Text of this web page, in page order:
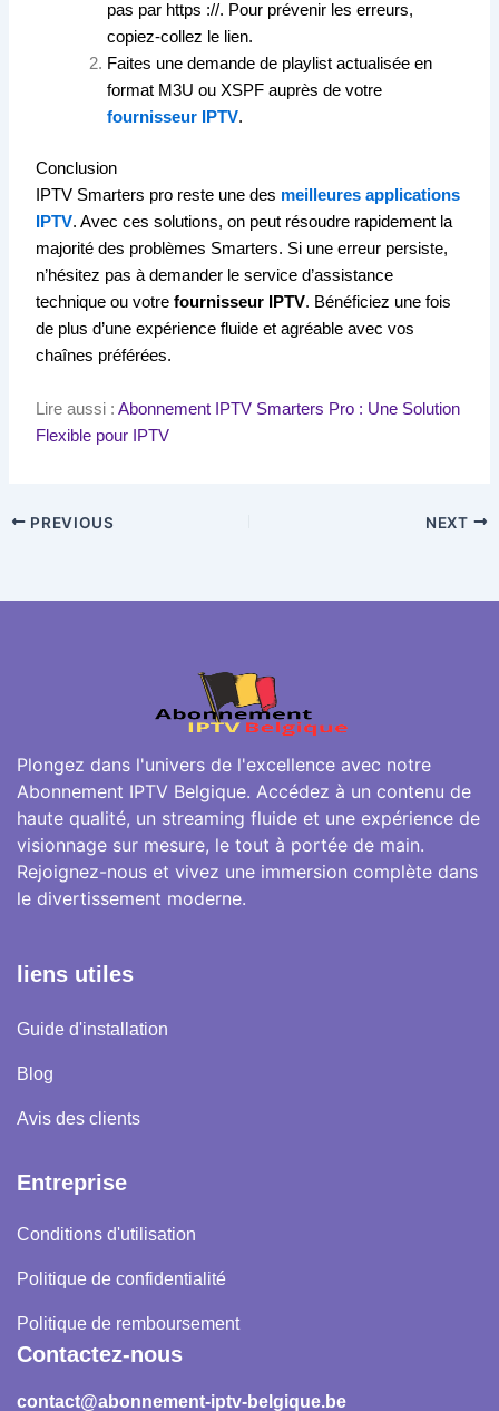
pas par https ://. Pour prévenir les erreurs,
copiez-collez le lien.
Faites une demande de playlist actualisée en
format M3U ou XSPF auprès de votre
fournisseur IPTV.
Conclusion
IPTV Smarters pro reste une des meilleures applications
IPTV. Avec ces solutions, on peut résoudre rapidement la
majorité des problèmes Smarters. Si une erreur persiste,
n’hésitez pas à demander le service d’assistance
technique ou votrefournisseur IPTV. Bénéficiez une fois
de plus d’une expérience fluide et agréable avec vos
chaînes préférées.
Lire aussi :Abonnement IPTV Smarters Pro : Une Solution
Flexible pour IPTV
PREVIOUS NEXT
Plongez dans l'univers de l'excellence avec notre
Abonnement IPTV Belgique. Accédez à un contenu de
haute qualité, un streaming fluide et une expérience de
visionnage sur mesure, le tout à portée de main.
Rejoignez-nous et vivez une immersion complète dans
le divertissement moderne.
liens utiles
Guide d'installation
Blog
Avis des clients
Entreprise
Conditions d'utilisation
Politique de confidentialité
Politique de remboursement
Contactez-nous
contact@abonnement-iptv-belgique.be